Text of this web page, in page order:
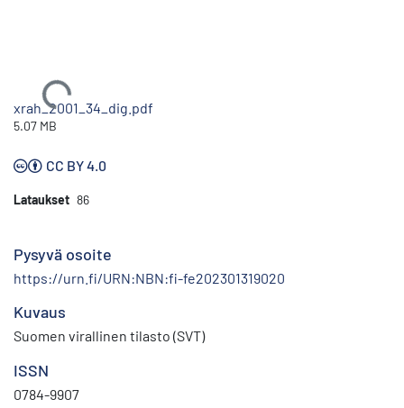
Ladataan...
xrah_2001_34_dig.pdf
5.07 MB
CC BY 4.0
Lataukset 86
Pysyvä osoite
https://urn.fi/URN:NBN:fi-fe202301319020
Kuvaus
Suomen virallinen tilasto (SVT)
ISSN
0784-9907